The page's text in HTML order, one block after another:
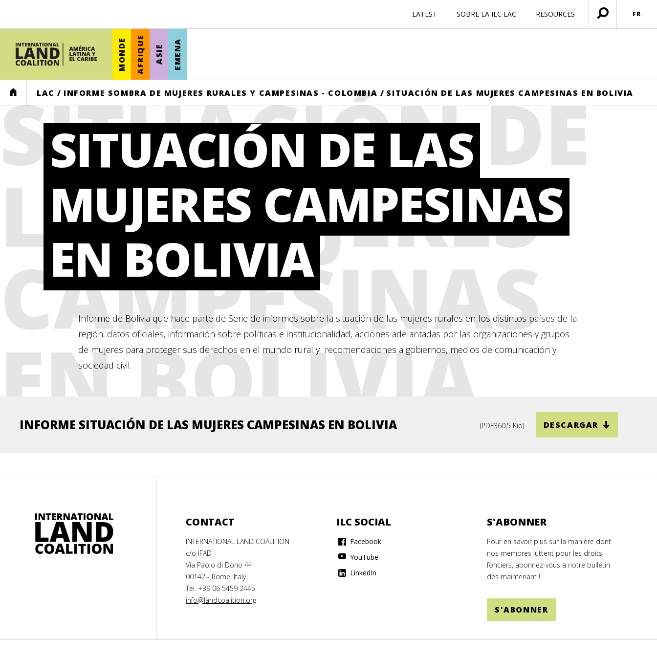
LATEST SOBRE LA ILC LAC RESOURCES
Ouvrir
menu
FR
MONDE AFRIQUE ASIE EMENA
HOME LAC / INFORME SOMBRA DE MUJERES RURALES Y CAMPESINAS - COLOMBIA / SITUACIÓN DE LAS MUJERES CAMPESINAS EN BOLIVIA
SITUACIÓN DE
LAS MUJERES
CAMPESINAS
EN BOLIVIA
SITUACIÓN DE LAS
MUJERES CAMPESINAS
EN BOLIVIA
Informe de Bolivia que hace parte de Serie de informes sobre la situación de las mujeres rurales en los distintos países de la
región: datos oficiales, información sobre políticas e institucionalidad, acciones adelantadas por las organizaciones y grupos
de mujeres para proteger sus derechos en el mundo rural y recomendaciones a gobiernos, medios de comunicación y
sociedad civil.
INFORME SITUACIÓN DE LAS MUJERES CAMPESINAS EN BOLIVIA (PDF360,5 Kio) DESCARGAR
CONTACT
INTERNATIONAL LAND COALITION
c/o IFAD
Via Paolo di Dono 44
00142 - Rome, Italy
Tel. +39 06 5459 2445
info@landcoalition.org
ILC SOCIAL
Facebook
YouTube
LinkedIn
S'ABONNER
Pour en savoir plus sur la manière dont
nos membres luttent pour les droits
fonciers, abonnez-vous à notre bulletin
dès maintenant !
S'ABONNER